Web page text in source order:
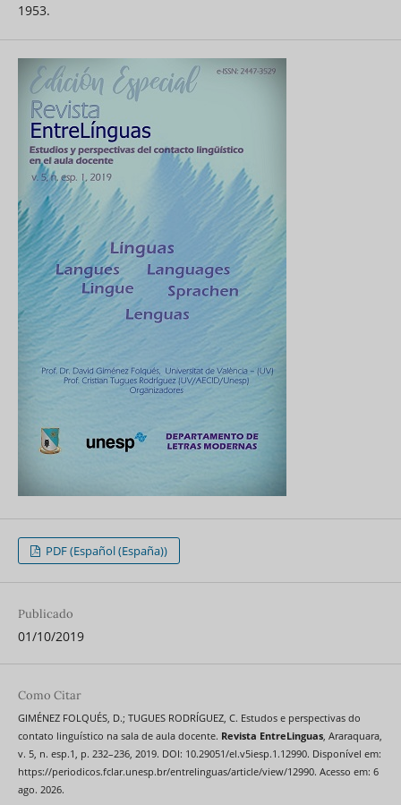
1953.
PDF (Español (España))
Publicado
01/10/2019
Como Citar
GIMÉNEZ FOLQUÉS, D.; TUGUES RODRÍGUEZ, C. Estudos e perspectivas do
contato linguístico na sala de aula docente. Revista EntreLinguas, Araraquara,
v. 5, n. esp.1, p. 232–236, 2019. DOI: 10.29051/el.v5iesp.1.12990. Disponível em:
https://periodicos.fclar.unesp.br/entrelinguas/article/view/12990. Acesso em: 6
ago. 2026.